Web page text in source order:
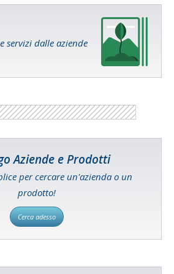
servizi dalle aziende
Aziende e Prodotti
per cercare un'azienda o un
prodotto!
Cerca adesso